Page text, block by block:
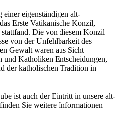
einer eigenständigen alt-
Erste Vatikanische Konzil,
Die von diesem Konzil
von der Unfehlbarkeit des
Gewalt waren aus Sicht
und Katholiken Entscheidungen,
der katholischen Tradition in
ist auch der Eintritt in unsere alt-
Sie weitere Informationen